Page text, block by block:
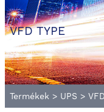
VFD TYPE
Termékek > UPS >